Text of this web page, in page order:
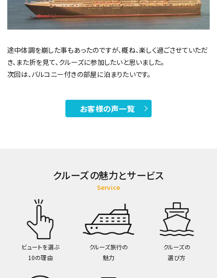
途中体調を崩した事もあったのですが、概ね、楽しく過ごさせていただ
き、また折を見て、クルーズに参加したいと思いました。
次回は、バルコニー付きの部屋に泊まりたいです。
お客様の声一覧
クルーズの魅力とサービス
Service
ビュートを選ぶ
10の理由
クルーズ旅行の
魅力
クルーズの
選び方